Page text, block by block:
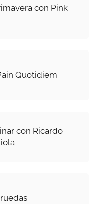
con Pink
Quotidiem
con Ricardo